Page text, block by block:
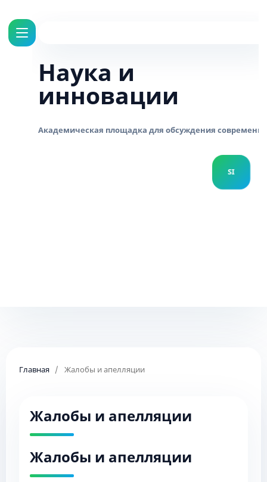
Наука и
инновации
Главная / Жалобы и апелляции
Жалобы и апелляции
Жалобы и апелляции